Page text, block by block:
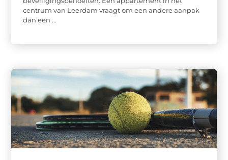
centrum van Leerdam vraagt om een andere aanpak
dan een ...